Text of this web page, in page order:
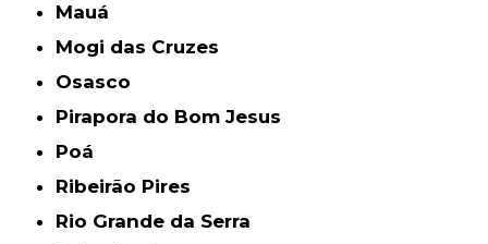
Mauá
Mogi das Cruzes
Osasco
Pirapora do Bom Jesus
Poá
Ribeirão Pires
Rio Grande da Serra